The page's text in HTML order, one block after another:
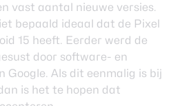
vast aantal nieuwe versies.
bepaald ideaal dat de Pixel
15 heeft. Eerder werd de
door software- en
Als dit eenmalig is bij
is het te hopen dat